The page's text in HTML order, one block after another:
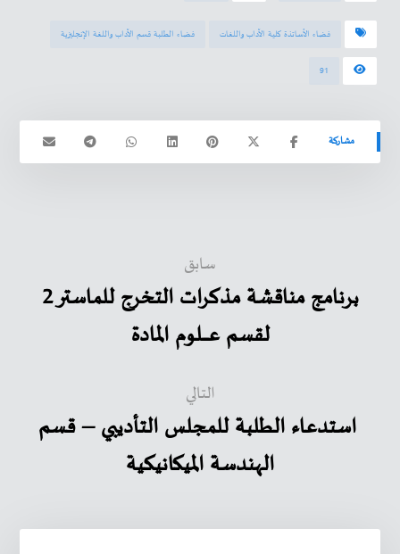
فضاء الأساتذة كلية الآداب واللغات فضاء الطلبة قسم الآداب واللغة الإنجليزية
91
سابق
برنامج مناقشة مذكرات التخرج للماستر 2
لقسم عـــــــلوم المادة
التالي
استدعاء الطلبة للمجلس التأديبي – قسم
الهندسة الميكانيكية